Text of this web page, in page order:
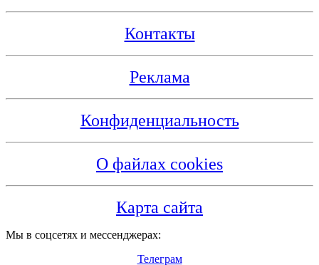
Контакты
Реклама
Конфиденциальность
О файлах cookies
Карта сайта
Мы в соцсетях и мессенджерах:
Телеграм